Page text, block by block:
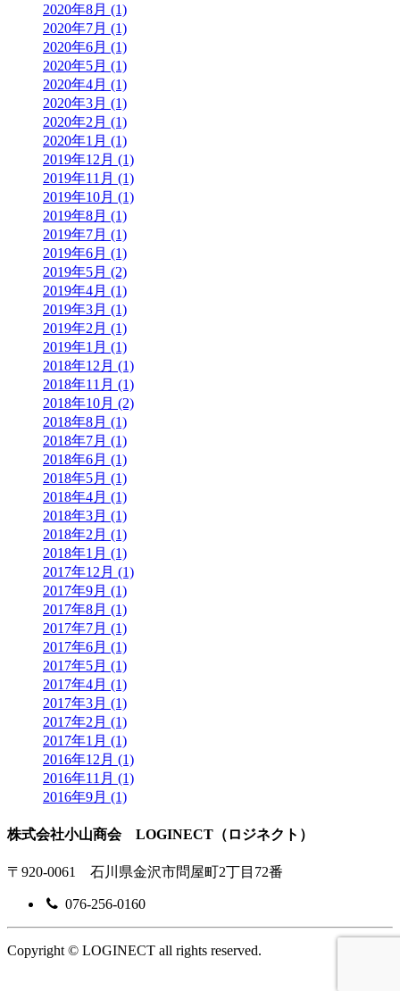
2020年8月 (1)
2020年7月 (1)
2020年6月 (1)
2020年5月 (1)
2020年4月 (1)
2020年3月 (1)
2020年2月 (1)
2020年1月 (1)
2019年12月 (1)
2019年11月 (1)
2019年10月 (1)
2019年8月 (1)
2019年7月 (1)
2019年6月 (1)
2019年5月 (2)
2019年4月 (1)
2019年3月 (1)
2019年2月 (1)
2019年1月 (1)
2018年12月 (1)
2018年11月 (1)
2018年10月 (2)
2018年8月 (1)
2018年7月 (1)
2018年6月 (1)
2018年5月 (1)
2018年4月 (1)
2018年3月 (1)
2018年2月 (1)
2018年1月 (1)
2017年12月 (1)
2017年9月 (1)
2017年8月 (1)
2017年7月 (1)
2017年6月 (1)
2017年5月 (1)
2017年4月 (1)
2017年3月 (1)
2017年2月 (1)
2017年1月 (1)
2016年12月 (1)
2016年11月 (1)
2016年9月 (1)
株式会社小山商会 LOGINECT（ロジネクト）
〒920-0061 石川県金沢市問屋町2丁目72番
076-256-0160
Copyright © LOGINECT all rights reserved.